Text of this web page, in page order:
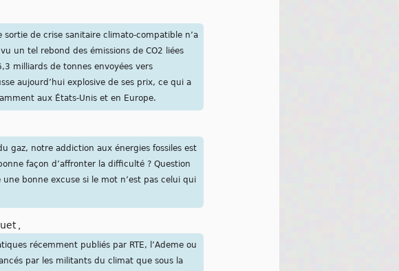
de crise sanitaire climato-compatible n’a
un tel rebond des émissions de CO2 liées
milliards de tonnes envoyées vers
aujourd’hui explosive de ses prix, ce qui a
aux États-Unis et en Europe.
gaz, notre addiction aux énergies fossiles est
façon d’affronter la difficulté ? Question
bonne excuse si le mot n’est pas celui qui
,
récemment publiés par RTE, l’Ademe ou
par les militants du climat que sous la